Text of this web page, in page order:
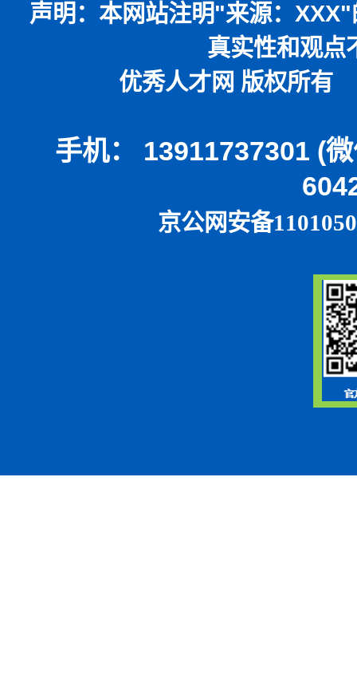
声明：本网站注明"来源： XXX"
真实性和观点
优秀人才网 版权所有 本网
手机： 13911737301 (
京公网安备